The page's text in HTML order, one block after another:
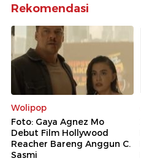
Rekomendasi
Wolipop
Foto: Gaya Agnez Mo
Debut Film Hollywood
Reacher Bareng Anggun C.
Sasmi